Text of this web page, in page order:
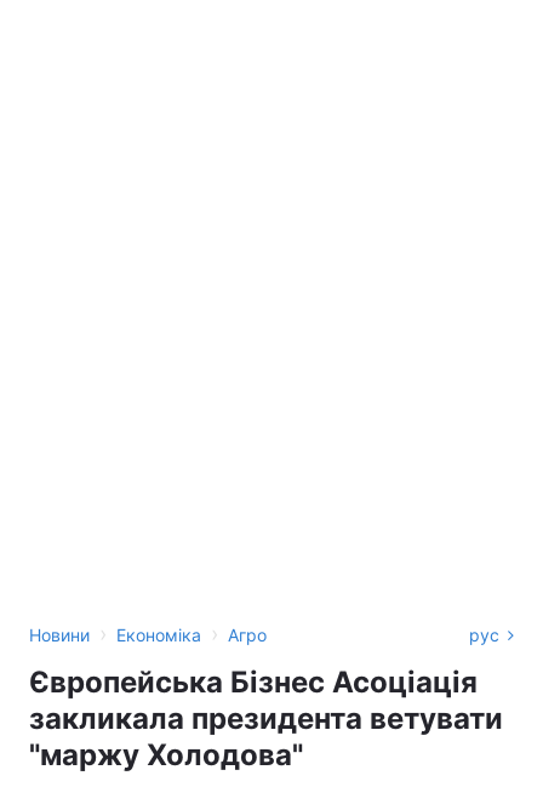
Новини › Економіка › Агро рус
Європейська Бізнес Асоціація
закликала президента ветувати
"маржу Холодова"